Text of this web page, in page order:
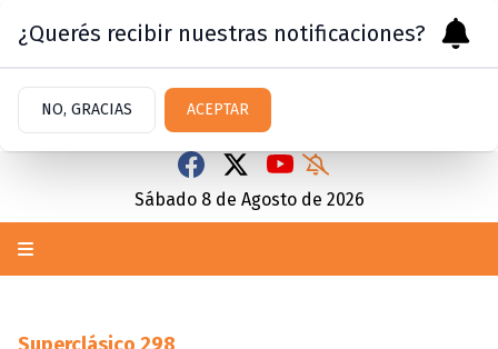
Sábado 8 de Agosto de 2026
¿Querés recibir nuestras notificaciones?
NO, GRACIAS ACEPTAR